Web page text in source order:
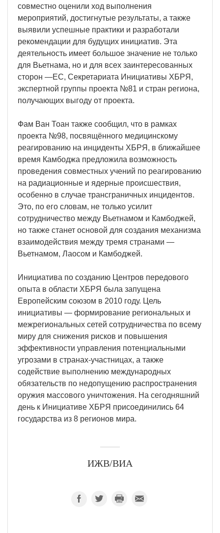
совместно оценили ход выполнения
мероприятий, достигнутые результаты, а также
выявили успешные практики и разработали
рекомендации для будущих инициатив. Эта
деятельность имеет большое значение не только
для Вьетнама, но и для всех заинтересованных
сторон —ЕС, Секретариата Инициативы ХБРЯ,
экспертной группы проекта №81 и стран региона,
получающих выгоду от проекта.
Фам Ван Тоан также сообщил, что в рамках
проекта №98, посвящённого медицинскому
реагированию на инциденты ХБРЯ, в ближайшее
время Камбоджа предложила возможность
проведения совместных учений по реагированию
на радиационные и ядерные происшествия,
особенно в случае трансграничных инцидентов.
Это, по его словам, не только усилит
сотрудничество между Вьетнамом и Камбоджей,
но также станет основой для создания механизма
взаимодействия между тремя странами —
Вьетнамом, Лаосом и Камбоджей.
Инициатива по созданию Центров передового
опыта в области ХБРЯ была запущена
Европейским союзом в 2010 году. Цель
инициативы — формирование региональных и
межрегиональных сетей сотрудничества по всему
миру для снижения рисков и повышения
эффективности управления потенциальными
угрозами в странах-участницах, а также
содействие выполнению международных
обязательств по недопущению распространения
оружия массового уничтожения. На сегодняшний
день к Инициативе ХБРЯ присоединились 64
государства из 8 регионов мира.
ИЖВ/ВИА